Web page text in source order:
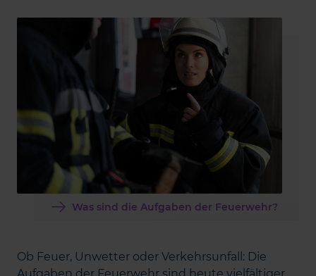
Was sind die Aufgaben der Feuerwehr?
Ob Feuer, Unwetter oder Verkehrsunfall: Die